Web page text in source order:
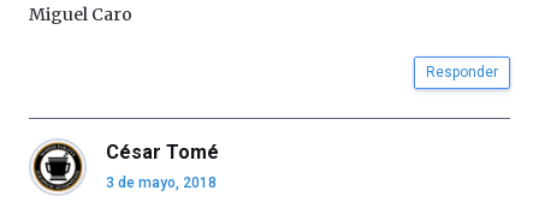
Miguel Caro
Responder
César Tomé
3 de mayo, 2018